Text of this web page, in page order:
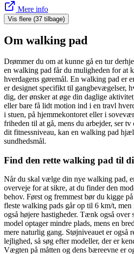
Mere info
Vis flere (37 tilbage)
Om walking pad
Drømmer du om at kunne gå en tur
en walking pad får du muligheden for at
hverdagens gøremål. En walking pad er
er designet specifikt til gangbevægelser,
dig, der ønsker at øge din daglige
eller bare få lidt motion ind i en travl
i stuen, på hjemmekontoret eller i
friheden til at gå, mens du arbejder, ser
dit fitnessniveau, kan en walking pad
sundhedsmål.
Find den rette walking pad til
Når du skal vælge din nye walking pad,
overveje for at sikre, at du finder den
behov. Først og fremmest bør du kigge
fleste walking pads går op til 6 km/t,
også højere hastigheder. Tænk også over
model optager mindre plads, mens en
mere naturlig gang. Støjniveauet er også
lejlighed, så søg efter modeller, der er
Vægten på måtten og dens bæreevne er